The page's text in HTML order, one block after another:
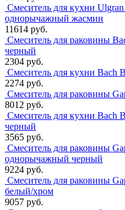
Смеситель для кухни
однорычажный жасмин
11614 руб.
Смеситель для раковины
черный
2304 руб.
Смеситель для кухни
2274 руб.
Смеситель для раковины
8012 руб.
Смеситель для кухни
черный
3565 руб.
Смеситель для раковины
однорычажный черный
9224 руб.
Смеситель для раковины
белый/хром
9057 руб.